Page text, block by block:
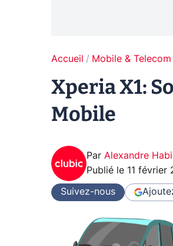
Accueil Mobile & Telecom
Xperia X1:
Mobile
Par Alexandre
Publié le 11 février
Suivez-nous